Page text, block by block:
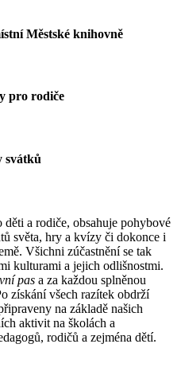
Městské knihovně
pro rodiče
svátků
děti a rodiče, obsahuje pohybové
světa, hry a kvízy či dokonce i
Všichni zúčastnění se tak
kulturami a jejich odlišnostmi.
pas a za každou splněnou
získání všech razítek obdrží
na základě našich
aktivit na školách a
rodičů a zejména dětí.